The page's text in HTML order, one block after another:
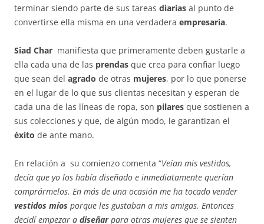
terminar siendo parte de sus tareas diarias al punto de
convertirse ella misma en una verdadera empresaria.
Siad Char manifiesta que primeramente deben gustarle a
ella cada una de las prendas que crea para confiar luego
que sean del agrado de otras mujeres, por lo que ponerse
en el lugar de lo que sus clientas necesitan y esperan de
cada una de las líneas de ropa, son pilares que sostienen a
sus colecciones y que, de algún modo, le garantizan el
éxito de ante mano.
En relación a su comienzo comenta “Veían mis vestidos,
decía que yo los había diseñado e inmediatamente querían
comprármelos. En más de una ocasión me ha tocado vender
vestidos míos porque les gustaban a mis amigas. Entonces
decidí empezar a diseñarpara otras mujeres que se sienten